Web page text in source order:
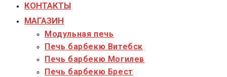
КОНТАКТЫ
МАГАЗИН
Модульная печь
Печь барбекю Витебск
Печь барбекю Могилев
Печь барбекю Брест